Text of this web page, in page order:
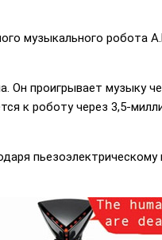
музыкального робота
Он проигрывает музыку
к роботу через 3,5-
пьезоэлектрическому